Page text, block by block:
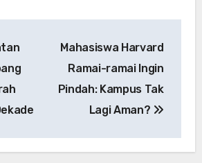
Mahasiswa Harvard
Ramai-ramai Ingin
Pindah: Kampus Tak
Lagi Aman?